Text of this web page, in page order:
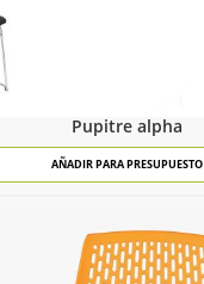
Pupitre alpha
AÑADIR PARA PRESUPUESTO